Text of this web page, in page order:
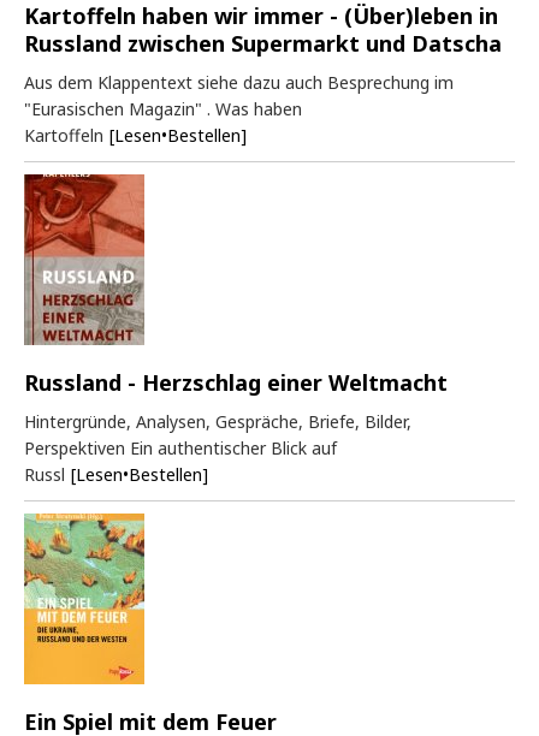
Kartoffeln haben wir immer - (Über)leben in
Russland zwischen Supermarkt und Datscha
Aus dem Klappentext siehe dazu auch Besprechung im
"Eurasischen Magazin" . Was haben
Kartoffeln [Lesen•Bestellen]
Russland - Herzschlag einer Weltmacht
Hintergründe, Analysen, Gespräche, Briefe, Bilder,
Perspektiven Ein authentischer Blick auf
Russl [Lesen•Bestellen]
Ein Spiel mit dem Feuer